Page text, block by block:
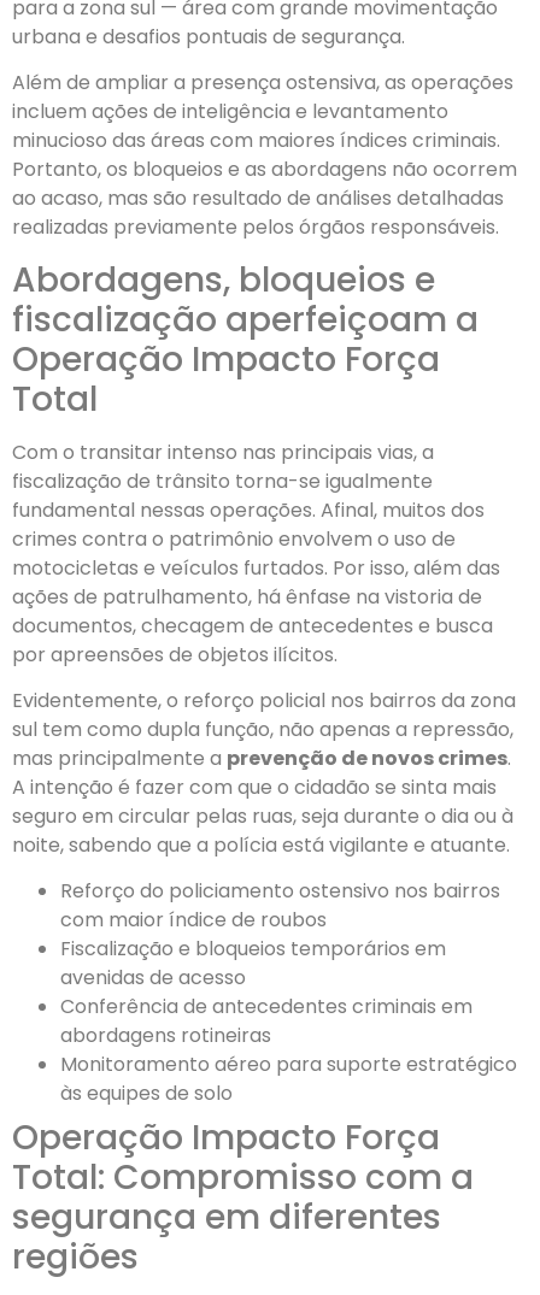
para a zona sul — área com grande movimentação
urbana e desafios pontuais de segurança.
Além de ampliar a presença ostensiva, as operações
incluem ações de inteligência e levantamento
minucioso das áreas com maiores índices criminais.
Portanto, os bloqueios e as abordagens não ocorrem
ao acaso, mas são resultado de análises detalhadas
realizadas previamente pelos órgãos responsáveis.
Abordagens, bloqueios e
fiscalização aperfeiçoam a
Operação Impacto Força
Total
Com o transitar intenso nas principais vias, a
fiscalização de trânsito torna-se igualmente
fundamental nessas operações. Afinal, muitos dos
crimes contra o patrimônio envolvem o uso de
motocicletas e veículos furtados. Por isso, além das
ações de patrulhamento, há ênfase na vistoria de
documentos, checagem de antecedentes e busca
por apreensões de objetos ilícitos.
Evidentemente, o reforço policial nos bairros da zona
sul tem como dupla função, não apenas a repressão,
mas principalmente a prevenção de novos crimes.
A intenção é fazer com que o cidadão se sinta mais
seguro em circular pelas ruas, seja durante o dia ou à
noite, sabendo que a polícia está vigilante e atuante.
Reforço do policiamento ostensivo nos bairros
com maior índice de roubos
Fiscalização e bloqueios temporários em
avenidas de acesso
Conferência de antecedentes criminais em
abordagens rotineiras
Monitoramento aéreo para suporte estratégico
às equipes de solo
Operação Impacto Força
Total: Compromisso com a
segurança em diferentes
regiões